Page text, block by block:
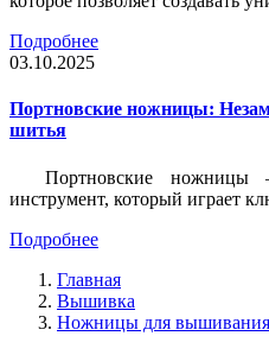
Подробнее
03.10.2025
Портновские ножницы:
шитья
Портновские ножницы
инструмент, который играет
Подробнее
Главная
Вышивка
Ножницы для вышивания